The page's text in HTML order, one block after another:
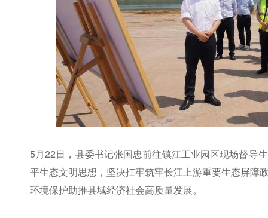
5月22日，县委书记张国忠前往镇江工业园区现场督导
平生态文明思想，坚决扛牢筑牢长江上游重要生态屏障
环境保护助推县域经济社会高质量发展。